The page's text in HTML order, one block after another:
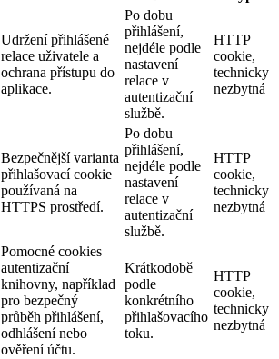
Udržení přihlášené
relace uživatele a
ochrana přístupu do
aplikace.
Po dobu
přihlášení,
nejdéle podle
nastavení
relace v
autentizační
službě.
HTTP
cookie,
technicky
nezbytná
Bezpečnější varianta
přihlašovací cookie
používaná na
HTTPS prostředí.
Po dobu
přihlášení,
nejdéle podle
nastavení
relace v
autentizační
službě.
HTTP
cookie,
technicky
nezbytná
Pomocné cookies
autentizační
knihovny, například
pro bezpečný
průběh přihlášení,
odhlášení nebo
ověření účtu.
Krátkodobě
podle
konkrétního
přihlašovacího
toku.
HTTP
cookie,
technicky
nezbytná